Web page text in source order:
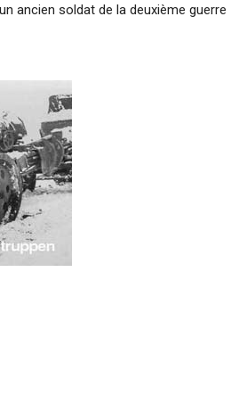
ancien soldat de la deuxième guerre